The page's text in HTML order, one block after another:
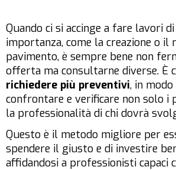
Quando ci si accinge a fare lavori
importanza, come la creazione o il
pavimento, è sempre bene non
offerta ma consultarne diverse. È
richiedere più preventivi, in
confrontare e verificare non solo i
la professionalità di chi dovrà
Questo è il metodo migliore per
spendere il giusto e di investire
affidandosi a professionisti capaci